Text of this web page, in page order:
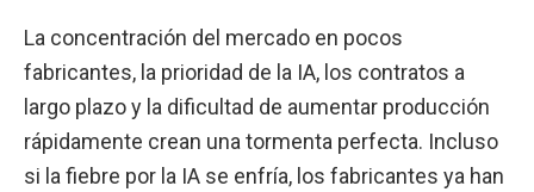
La concentración del mercado en pocos
fabricantes, la prioridad de la IA, los contratos a
largo plazo y la dificultad de aumentar producción
rápidamente crean una tormenta perfecta. Incluso
si la fiebre por la IA se enfría, los fabricantes ya han